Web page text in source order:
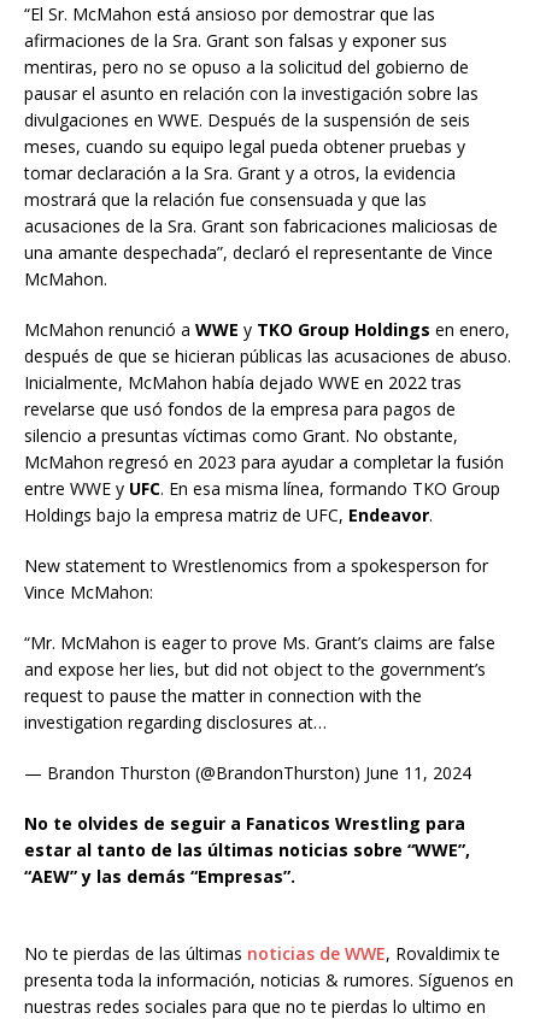
“El Sr. McMahon está ansioso por demostrar que las
afirmaciones de la Sra. Grant son falsas y exponer sus
mentiras, pero no se opuso a la solicitud del gobierno de
pausar el asunto en relación con la investigación sobre las
divulgaciones en WWE. Después de la suspensión de seis
meses, cuando su equipo legal pueda obtener pruebas y
tomar declaración a la Sra. Grant y a otros, la evidencia
mostrará que la relación fue consensuada y que las
acusaciones de la Sra. Grant son fabricaciones maliciosas de
una amante despechada”, declaró el representante de Vince
McMahon.
McMahon renunció a WWE y TKO Group Holdings en enero,
después de que se hicieran públicas las acusaciones de abuso.
Inicialmente, McMahon había dejado WWE en 2022 tras
revelarse que usó fondos de la empresa para pagos de
silencio a presuntas víctimas como Grant. No obstante,
McMahon regresó en 2023 para ayudar a completar la fusión
entre WWE y UFC. En esa misma línea, formando TKO Group
Holdings bajo la empresa matriz de UFC, Endeavor.
New statement to Wrestlenomics from a spokesperson for
Vince McMahon:
“Mr. McMahon is eager to prove Ms. Grant’s claims are false
and expose her lies, but did not object to the government’s
request to pause the matter in connection with the
investigation regarding disclosures at…
— Brandon Thurston (@BrandonThurston) June 11, 2024
No te olvides de seguir a Fanaticos Wrestling para
estar al tanto de las últimas noticias sobre “WWE”,
“AEW” y las demás “Empresas”.
No te pierdas de las últimas noticias de WWE, Rovaldimix te
presenta toda la información, noticias & rumores. Síguenos en
nuestras redes sociales para que no te pierdas lo ultimo en